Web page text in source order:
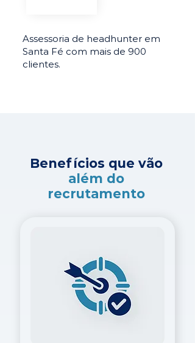
Assessoria de headhunter em
Santa Fé com mais de 900
clientes.
Benefícios que vão
além do
recrutamento